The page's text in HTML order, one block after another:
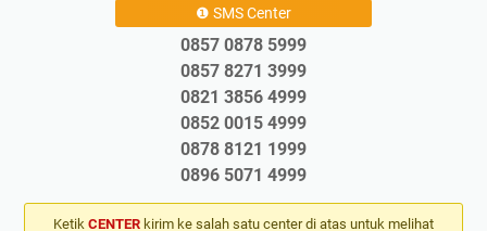
❶ SMS Center
0857 0878 5999
0857 8271 3999
0821 3856 4999
0852 0015 4999
0878 8121 1999
0896 5071 4999
Ketik CENTER kirim ke salah satu center di atas untuk melihat